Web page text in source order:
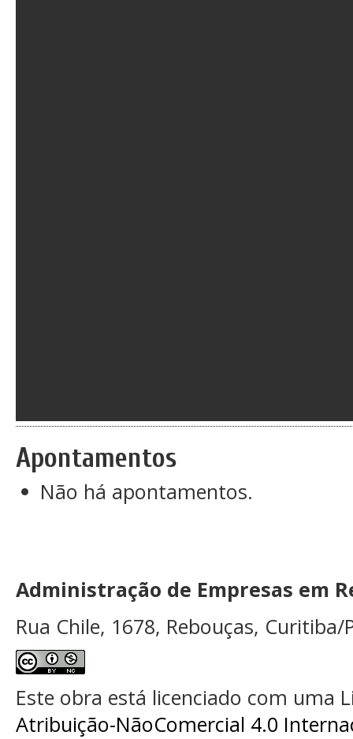
Apontamentos
Não há apontamentos.
Administração de Empresas em
Rua Chile, 1678, Rebouças, Curitiba/
Este obra está licenciado com uma
Atribuição-NãoComercial 4.0